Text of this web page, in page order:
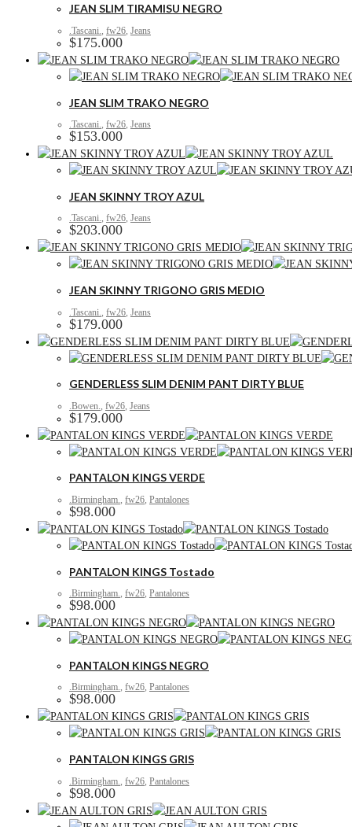
JEAN SLIM TIRAMISU NEGRO
.Tascani., fw26, Jeans
$175.000
JEAN SLIM TRAKO NEGRO
.Tascani., fw26, Jeans
$153.000
JEAN SKINNY TROY AZUL
.Tascani., fw26, Jeans
$203.000
JEAN SKINNY TRIGONO GRIS MEDIO
.Tascani. fw26 Jeans
$179.000
GENDERLESS SLIM DENIM PANT DIRTY BLUE
.Bowen., fw26, Jeans
$179.000
PANTALON KINGS VERDE
.Birmingham., fw26, Pantalones
$98.000
PANTALON KINGS Tostado
.Birmingham., fw26, Pantalones
$98.000
PANTALON KINGS NEGRO
.Birmingham., fw26, Pantalones
$98.000
PANTALON KINGS GRIS
.Birmingham. fw26 Pantalones
$98.000